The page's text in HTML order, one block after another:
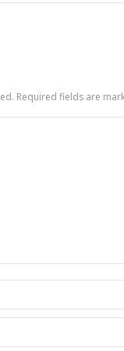
Required fields are